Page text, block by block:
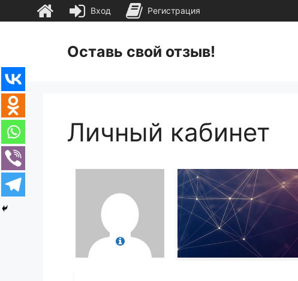
содержимомуОставь свой отзыв!
Личный кабинет
Вход Регистрация